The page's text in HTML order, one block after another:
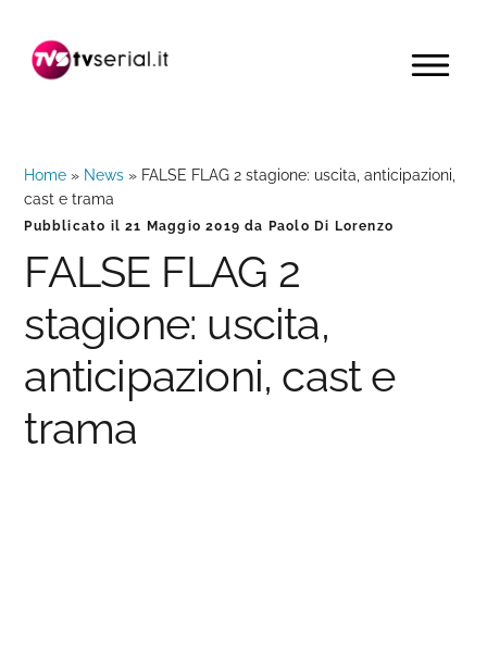
navigazione
contenuto
barra
MENU
Home » News » FALSE FLAG 2 stagione: uscita, anticipazioni,
cast e trama
Pubblicato il21 Maggio 2019 da Paolo Di Lorenzo
FALSE FLAG 2
stagione: uscita,
anticipazioni, cast e
trama